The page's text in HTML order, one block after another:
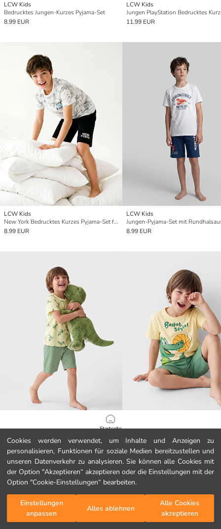
Cookies werden verwendet, um Inhalte und Anzeigen zu
personalisieren, Funktionen für soziale Medien bereitzustellen und
unseren Datenverkehr zu analysieren. Sie können alle Cookies mit
der Option "Akzeptieren“ akzeptieren oder die Einstellungen mit der
Option "Cookie-Einstellungen“ bearbeiten.
Einstellungen
anpassen
Alles ablehnen
Alle Cookies
akzeptieren
Startseite
Kategorien
Mein Warenkorb
LCW Kids
Bedrucktes Jungen-Kurzes Pyjama-Set
8.99 EUR
LCW Kids
11.99 EUR
LCW Kids
New York Bedrucktes Kurzes Pyjama-Set für Jungen
8.99 EUR
LCW Kids
8.99 EUR
Bedrucktes Jungen-Kurzes Pyjama-Set
6.99 EUR
7.99 EUR